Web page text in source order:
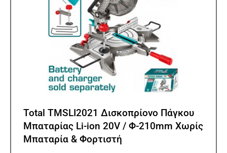
Total TMSLI2021 Δισκοπρίονο Πάγκου
Μπαταρίας Li-ion 20V / Φ-210mm Χωρίς
Μπαταρία & Φορτιστή